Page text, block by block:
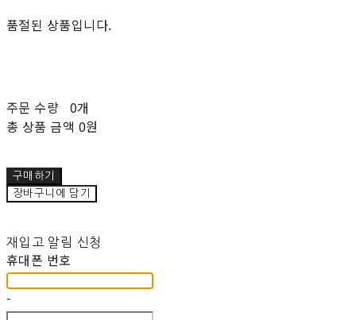
품절된 상품입니다.
주문 수량 0개
총 상품 금액 0원
구매하기
장바구니에 담기
재입고 알림 신청
휴대폰 번호
-